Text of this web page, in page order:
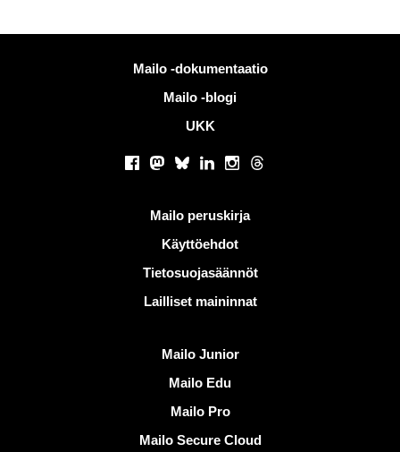
Mailo -dokumentaatio
Mailo -blogi
UKK
Facebook
Mastodon
BlueskyLinkedInInstagram
Threads
Mailo peruskirja
Käyttöehdot
Tietosuojasäännöt
Lailliset maininnat
Mailo Junior
Mailo Edu
Mailo Pro
Mailo Secure Cloud